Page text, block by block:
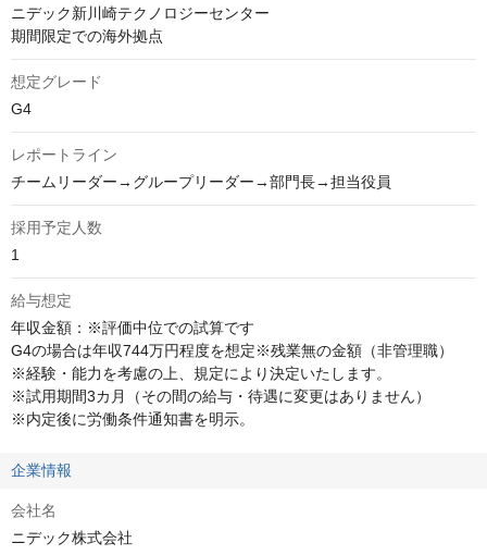
ニデック新川崎テクノロジーセンター
期間限定での海外拠点
想定グレード
G4
レポートライン
チームリーダー→グループリーダー→部門長→担当役員
採用予定人数
1
給与想定
年収金額：※評価中位での試算です
G4の場合は年収744万円程度を想定※残業無の金額（非管理職）
※経験・能力を考慮の上、規定により決定いたします。
※試用期間3カ月（その間の給与・待遇に変更はありません）
※内定後に労働条件通知書を明示。
企業情報
会社名
ニデック株式会社